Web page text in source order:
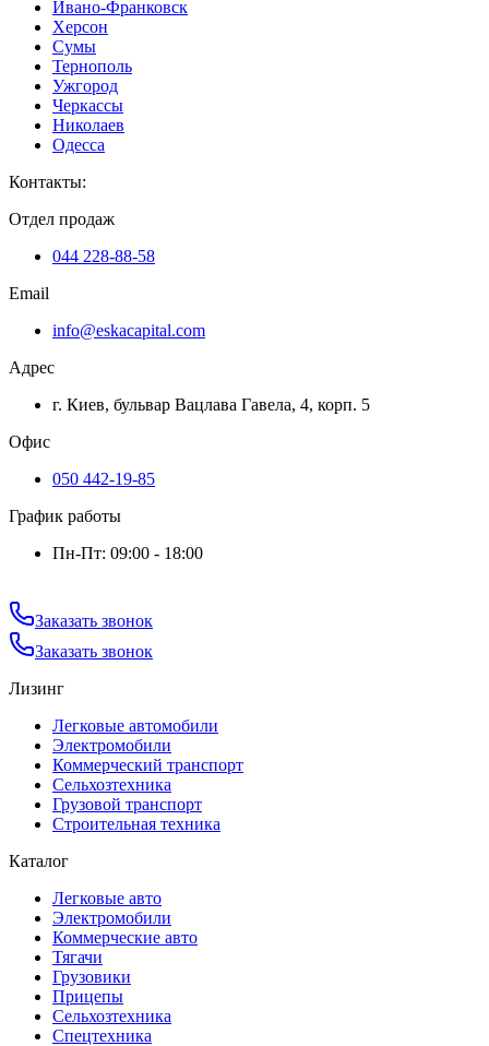
Ивано-Франковск
Херсон
Сумы
Тернополь
Ужгород
Черкассы
Николаев
Одесса
Контакты:
Отдел продаж
044 228-88-58
Email
info@eskacapital.com
Адрес
г. Киев, бульвар Вацлава Гавела, 4, корп. 5
Офис
050 442-19-85
График работы
Пн-Пт: 09:00 - 18:00
Заказать звонок
Заказать звонок
Лизинг
Легковые автомобили
Электромобили
Коммерческий транспорт
Сельхозтехника
Грузовой транспорт
Строительная техника
Каталог
Легковые авто
Электромобили
Коммерческие авто
Тягачи
Грузовики
Прицепы
Сельхозтехника
Спецтехника